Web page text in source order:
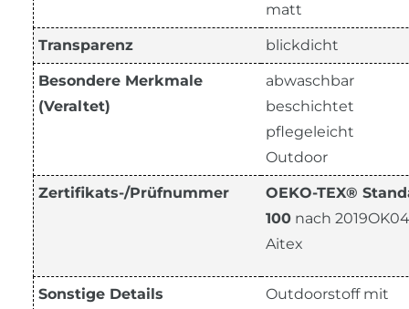
matt
Transparenz blickdicht
Besondere Merkmale
(Veraltet)
abwaschbar
beschichtet
pflegeleicht
Outdoor
Zertifikats-/Prüfnummer
OEKO-TEX®
100 nach
Aitex
Sonstige Details
Outdoorstoff mit